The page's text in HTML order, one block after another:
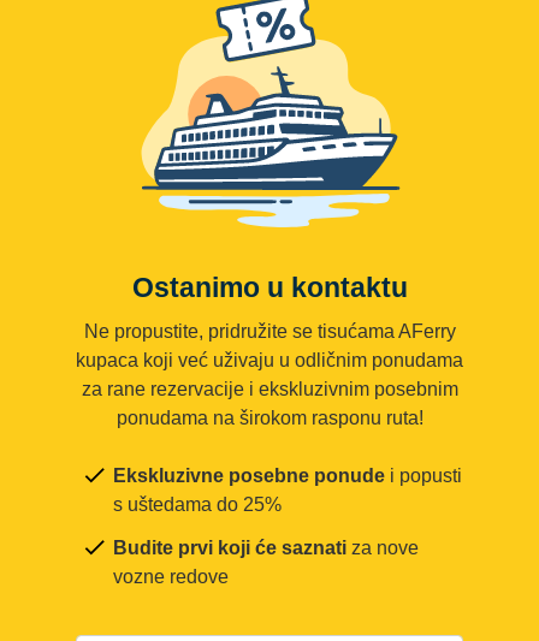
Ostanimo u kontaktu
Ne propustite, pridružite se tisućama AFerry
kupaca koji već uživaju u odličnim ponudama
za rane rezervacije i ekskluzivnim posebnim
ponudama na širokom rasponu ruta!
Ekskluzivne posebne ponude i popusti
s uštedama do 25%
Budite prvi koji će saznati za nove
vozne redove